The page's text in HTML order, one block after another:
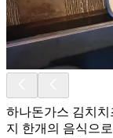
하나돈가스 김치
지 한개의 음식으